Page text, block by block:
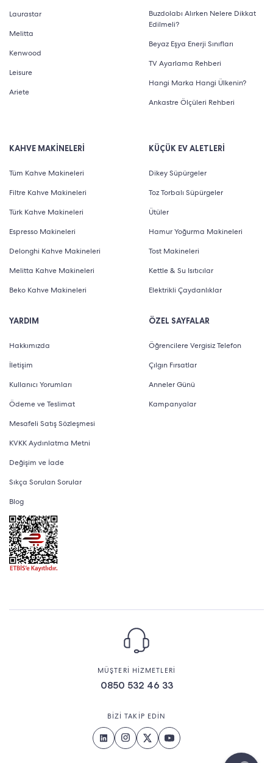
Laurastar
Melitta
Kenwood
Leisure
Ariete
Buzdolabı Alırken Nelere Dikkat
Edilmeli?
Beyaz Eşya Enerji Sınıfları
TV Ayarlama Rehberi
Hangi Marka Hangi Ülkenin?
Ankastre Ölçüleri Rehberi
KAHVE MAKİNELERİ
Tüm Kahve Makineleri
Filtre Kahve Makineleri
Türk Kahve Makineleri
Espresso Makineleri
Delonghi Kahve Makineleri
Melitta Kahve Makineleri
Beko Kahve Makineleri
YARDIM
Hakkımızda
İletişim
Kullanıcı Yorumları
Ödeme ve Teslimat
Mesafeli Satış Sözleşmesi
KVKK Aydınlatma Metni
Değişim ve İade
Sıkça Sorulan Sorular
Blog
KÜÇÜK EV ALETLERİ
Dikey Süpürgeler
Toz Torbalı Süpürgeler
Ütüler
Hamur Yoğurma Makineleri
Tost Makineleri
Kettle & Su Isıtıcılar
Elektrikli Çaydanlıklar
ÖZEL SAYFALAR
Öğrencilere Vergisiz Telefon
Çılgın Fırsatlar
Anneler Günü
Kampanyalar
MÜŞTERİ HİZMETLERİ
0850 532 46 33
BİZİ TAKİP EDİN